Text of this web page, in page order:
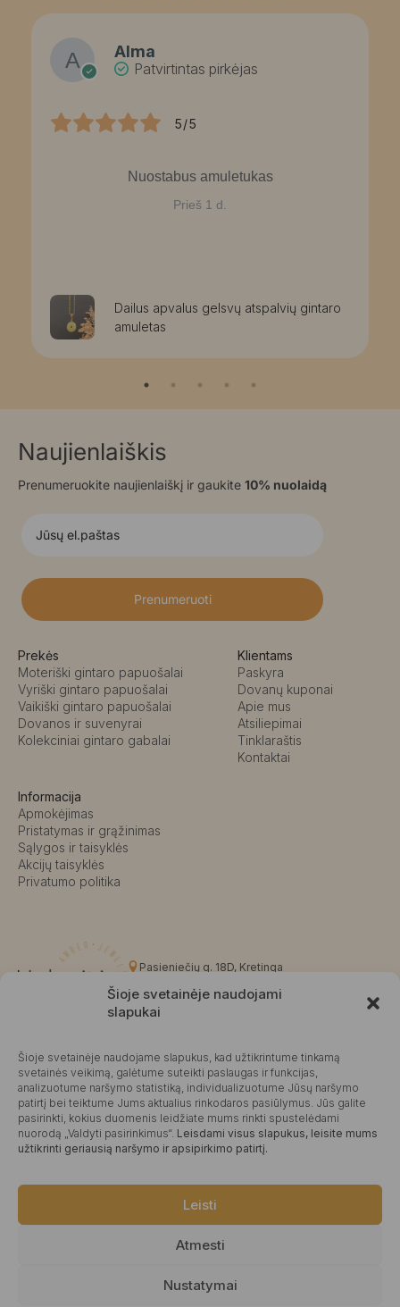
Šioje svetainėje naudojami
slapukai
Šioje svetainėje naudojame slapukus, kad užtikrintume tinkamą
svetainės veikimą, galėtume suteikti paslaugas ir funkcijas,
analizuotume naršymo statistiką, individualizuotume Jūsų naršymo
patirtį bei teiktume Jums aktualius rinkodaros pasiūlymus. Jūs galite
pasirinkti, kokius duomenis leidžiate mums rinkti spustelėdami
nuorodą „Valdyti pasirinkimus“. Leisdami visus slapukus, leisite mums
užtikrinti geriausią naršymo ir apsipirkimo patirtį.
Leisti
Atmesti
Nustatymai
Alma
Patvirtintas pirkėjas
5/5
Nuostabus amuletukas
Prieš 1 d.
Dailus apvalus gelsvų atspalvių gintaro
amuletas
Naujienlaiškis
Prenumeruokite naujienlaiškį ir gaukite 10% nuolaidą
Prenumeruoti
Prekės
Moteriški gintaro papuošalai
Vyriški gintaro papuošalai
Vaikiški gintaro papuošalai
Dovanos ir suvenyrai
Kolekciniai gintaro gabalai
Klientams
Paskyra
Dovanų kuponai
Apie mus
Atsiliepimai
Tinklaraštis
Kontaktai
Informacija
Apmokėjimas
Pristatymas ir grąžinimas
Sąlygos ir taisyklės
Akcijų taisyklės
Privatumo politika
Pasieniečių g. 18D, Kretinga
info@kalvaite.lt
Kalvaitė
Produktų įvertinimas 4.99 / 5 Atsiliepimai